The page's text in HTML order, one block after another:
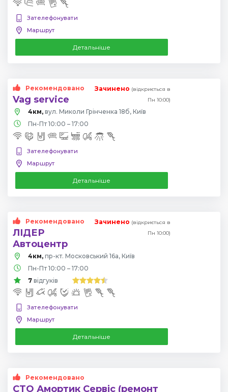
Зателефонувати
Маршрут
Детальніше
Рекомендовано
Vag service
Зачинено (відкриється в
Пн 10:00)
4км, вул. Миколи Грінченка 18б, Київ
Пн-Пт 10:00 – 17:00
Зателефонувати
Маршрут
Детальніше
Рекомендовано
ЛІДЕР
Автоцентр
Зачинено (відкриється в
Пн 10:00)
4км, пр-кт. Московський 16а, Київ
Пн-Пт 10:00 – 17:00
7 відгуків
Зателефонувати
Маршрут
Детальніше
Рекомендовано
СТО Амортик Сервіс (ремонт